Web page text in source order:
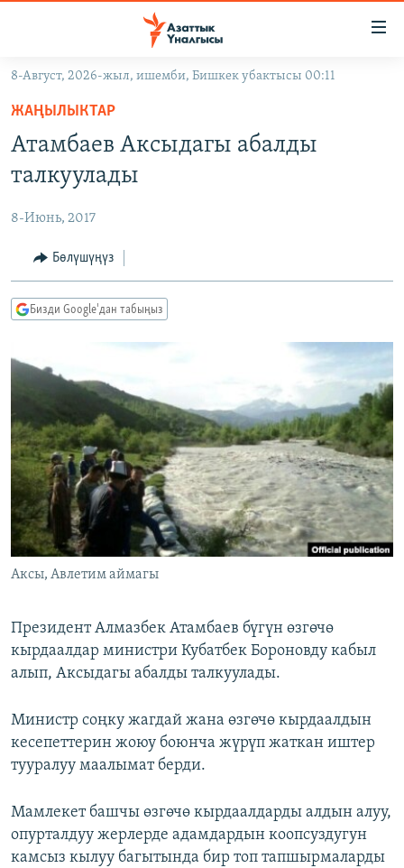
Навигацияга
өтүңүз
Издөөгө
салыңыз
КЫРГЫЗСТАН
ЭКОНОМИКА
МАДАНИЯТ
БОРБОР АЗИЯ
УКРАИНА
АТАЙЫН ИЛИКТӨӨ
ТВ ПРОГРАММАЛАР
ЭКСПЕРТТЕР ТАЛДАЙТ
ДАНИСТЕ
ЭЖЕ-СИҢДИЛЕР
АЗАТТЫК+
ЫҢГАЙСЫЗ СУРООЛОР
ӨЗГӨЧӨ ПИКИР
Русский
ОНЛАЙН ШЕРИНЕ
ЭЕ/АРнун бардык сайттары
8-Август, 2026-жыл, ишемби, Бишкек убактысы 00:11
ЖАҢЫЛЫКТАР
Атамбаев Аксыдагы абалды
талкуулады
8-Июнь, 2017
Бөлүшүңүз
Бизди Google'дан табыңыз
Аксы, Авлетим аймагы
Президент Алмазбек Атамбаев бүгүн өзгөчө
кырдаалдар министри Кубатбек Бороновду кабыл
алып, Аксыдагы абалды талкуулады.
Министр соңку жагдай жана өзгөчө кырдаалдын
кесепеттерин жоюу боюнча жүрүп жаткан иштер
тууралуу маалымат берди.
Мамлекет башчы өзгөчө кырдаалдарды алдын алуу,
опурталдуу жерлерде адамдардын коопсуздугун
камсыз кылуу багытында бир топ тапшырмаларды